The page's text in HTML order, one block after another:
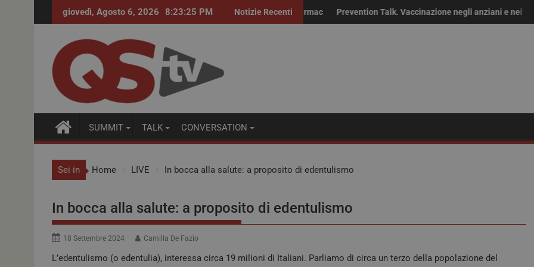
giovedì, Agosto 6, 2026 8:23:26 PM Notizie Recenti
Procurement farmaceutico. Accordi quadro per i farmaci fuori brevetto: “Non solo risparmio, servono continuità delle
Prevention Talk. Vaccinazione negli anziani e nei fragili:
SUMMIT TALK CONVERSATION
Sei in Home LIVE In bocca alla salute: a proposito di edentulismo
In bocca alla salute: a proposito di edentulismo
18 Settembre 2024 Camilla De Fazio
L’edentulismo (o edentulia), interessa circa 19 milioni di Italiani. Parliamo di circa un terzo della popolazione del